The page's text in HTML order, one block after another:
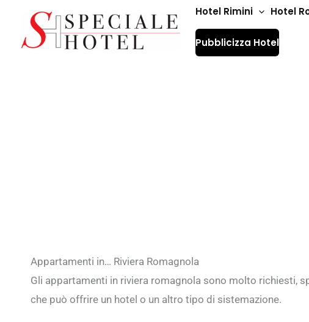
contenuto
Hotel Rimini Hotel
Pubblicizza Hotel
Appartamenti in… Riviera Romagnola
Gli appartamenti in riviera romagnola sono molto richiesti,
che può offrire un hotel o un altro tipo di sistemazione.